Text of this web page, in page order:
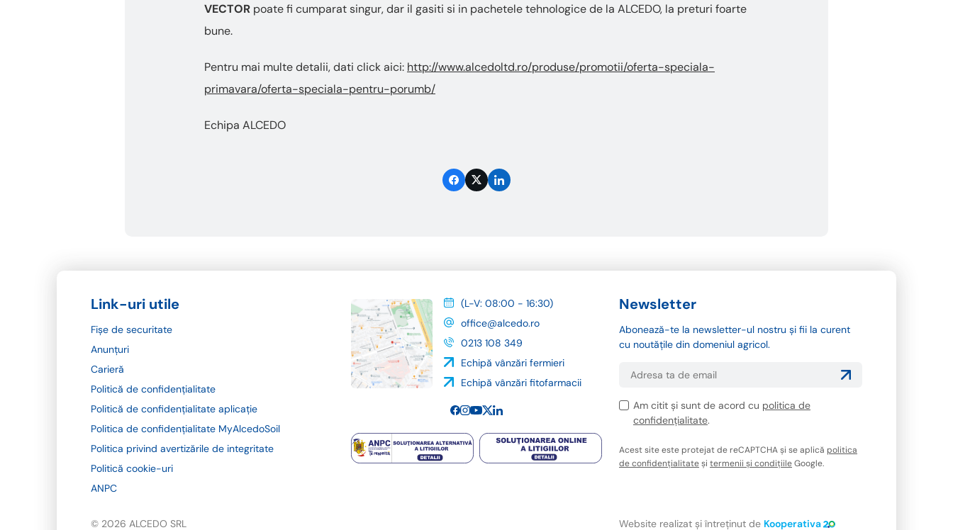
VECTOR poate fi cumparat singur, dar il gasiti si in pachetele tehnologice de la ALCEDO, la preturi foarte
bune.
Pentru mai multe detalii, dati click aici: http://www.alcedoltd.ro/produse/promotii/oferta-speciala-
primavara/oferta-speciala-pentru-porumb/
Echipa ALCEDO
Link-uri utile
Fișe de securitate
Anunțuri
Carieră
Politică de confidențialitate
Politică de confidențialitate aplicație
Politica de confidențialitate MyAlcedoSoil
Politica privind avertizările de integritate
Politică cookie-uri
ANPC
(L-V: 08:00 - 16:30)
office@alcedo.ro
0213 108 349
Echipă vânzări fermieri
Echipă vânzări fitofarmacii
Newsletter
Abonează-te la newsletter-ul nostru și fii la curent
cu noutățile din domeniul agricol.
Am citit și sunt de acord cu politica de
confidențialitate.
Acest site este protejat de reCAPTCHA și se aplică politica
de confidențialitateși termenii și condițiileGoogle.
© 2026 ALCEDO SRL Website realizat și întreținut de Kooperativa